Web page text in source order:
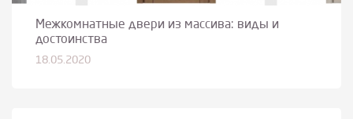
Межкомнатные двери из массива: виды и
достоинства
18.05.2020